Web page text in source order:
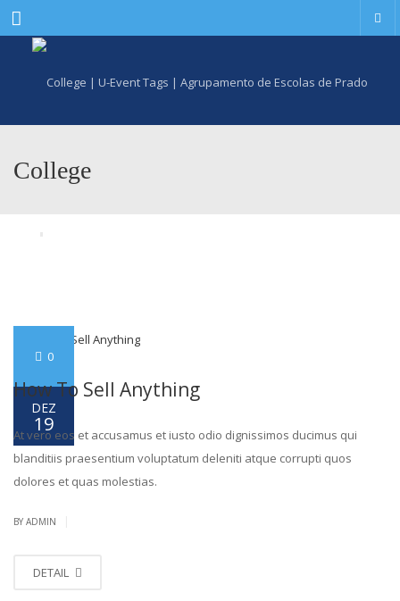
Menu
College
0
DEZ
19
How To Sell Anything
At vero eos et accusamus et iusto odio dignissimos ducimus qui
blanditiis praesentium voluptatum deleniti atque corrupti quos
dolores et quas molestias.
BY ADMIN
DETAIL